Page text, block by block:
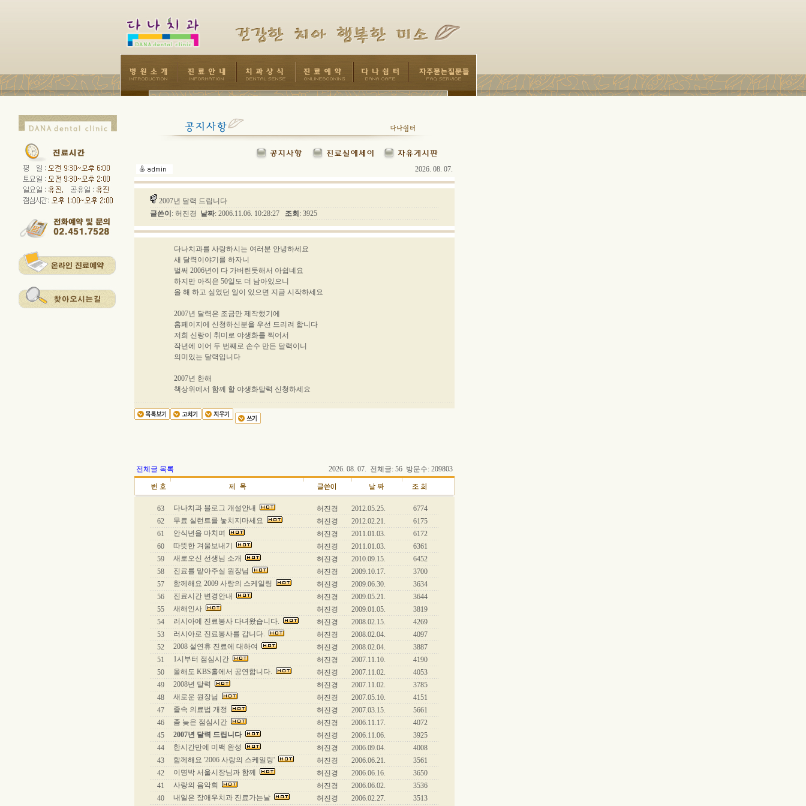
2026. 08. 07.
2007년 달력 드립니다
글쓴이 : 허진경 날짜: 2006.11.06. 10:28:27 조회 : 3925
다나치과를 사랑하시는 여러분 안녕하세요
새 달력이야기를 하자니
벌써 2006년이 다 가버린듯해서 아쉽네요
하지만 아직은 50일도 더 남아있으니
올 해 하고 싶었던 일이 있으면 지금 시작하세요
2007년 달력은 조금만 제작했기에
홈페이지에 신청하신분을 우선 드리려 합니다
저희 신랑이 취미로 야생화를 찍어서
작년에 이어 두 번째로 손수 만든 달력이니
의미있는 달력입니다
2007년 한해
책상위에서 함께 할 야생화달력 신청하세요
전체글 목록 2026. 08. 07. 전체글: 56 방문수: 209803
63 다나치과 블로그 개설안내 허진경 2012.05.25.
6774
62
무료 실런트를 놓치지마세요 허진경 2012.02.21.
6175
61
안식년을 마치며 허진경 2011.01.03.
6172
60
따뜻한 겨울보내기 허진경 2011.01.03.
6361
59
새로오신 선생님 소개 허진경 2010.09.15.
6452
58
진료를 맡아주실 원장님 허진경 2009.10.17.
3700
57
함께해요 2009 사랑의 스케일링 허진경 2009.06.30.
3634
56
진료시간 변경안내 허진경 2009.05.21.
3644
55
새해인사 허진경 2009.01.05.
3819
54
러시아에 진료봉사 다녀왔습니다. 허진경 2008.02.15.
4269
53
러시아로 진료봉사를 갑니다. 허진경 2008.02.04.
4097
52
2008 설연휴 진료에 대하여 허진경 2008.02.04.
3887
51
1시부터 점심시간 허진경 2007.11.10.
4190
50
올해도 KBS홀에서 공연합니다. 허진경 2007.11.02.
4053
49
2008년 달력 허진경 2007.11.02.
3785
48
새로운 원장님 허진경 2007.05.10.
4151
47
졸속 의료법 개정 허진경 2007.03.15.
5661
46
좀 늦은 점심시간 허진경 2006.11.17.
4072
45
2007년 달력 드립니다 허진경 2006.11.06.
3925
44
한시간만에 미백 완성 허진경 2006.09.04.
4008
43
함께해요 '2006 사랑의 스케일링' 허진경 2006.06.21.
3561
42
이명박 서울시장님과 함께 허진경 2006.06.16.
3650
41
사랑의 음악회 허진경 2006.06.02.
3536
40
내일은 장애우치과 진료가는날 허진경 2006.02.27. 3513